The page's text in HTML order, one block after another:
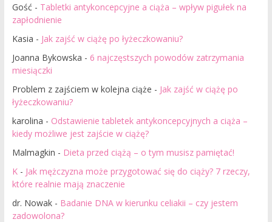
Gość - Tabletki antykoncepcyjne a ciąża – wpływ pigułek na
zapłodnienie
Kasia - Jak zajść w ciążę po łyżeczkowaniu?
Joanna Bykowska - 6 najczęstszych powodów zatrzymania
miesiączki
Problem z zajściem w kolejna ciąże - Jak zajść w ciążę po
łyżeczkowaniu?
karolina - Odstawienie tabletek antykoncepcyjnych a ciąża –
kiedy możliwe jest zajście w ciążę?
Malmagkin - Dieta przed ciążą – o tym musisz pamiętać!
K- Jak mężczyzna może przygotować się do ciąży? 7 rzeczy,
które realnie mają znaczenie
dr. Nowak- Badanie DNA w kierunku celiakii – czy jestem
zadowolona?